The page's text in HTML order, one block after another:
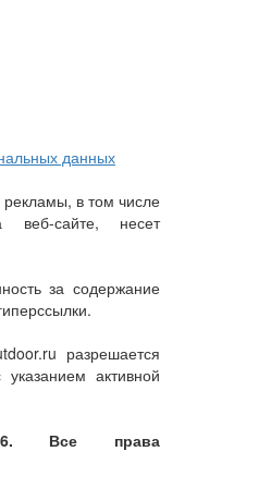
данных
рекламы, в том числе
веб-сайте, несет
за содержание
разрешается
активной
Все права